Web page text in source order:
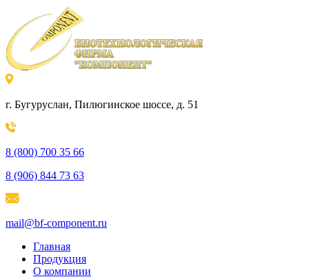
г. Бугуруслан, Пилюгинское шоссе, д. 51
8 (800) 700 35 66
8 (906) 844 73 63
mail@bf-component.ru
Главная
Продукция
О компании